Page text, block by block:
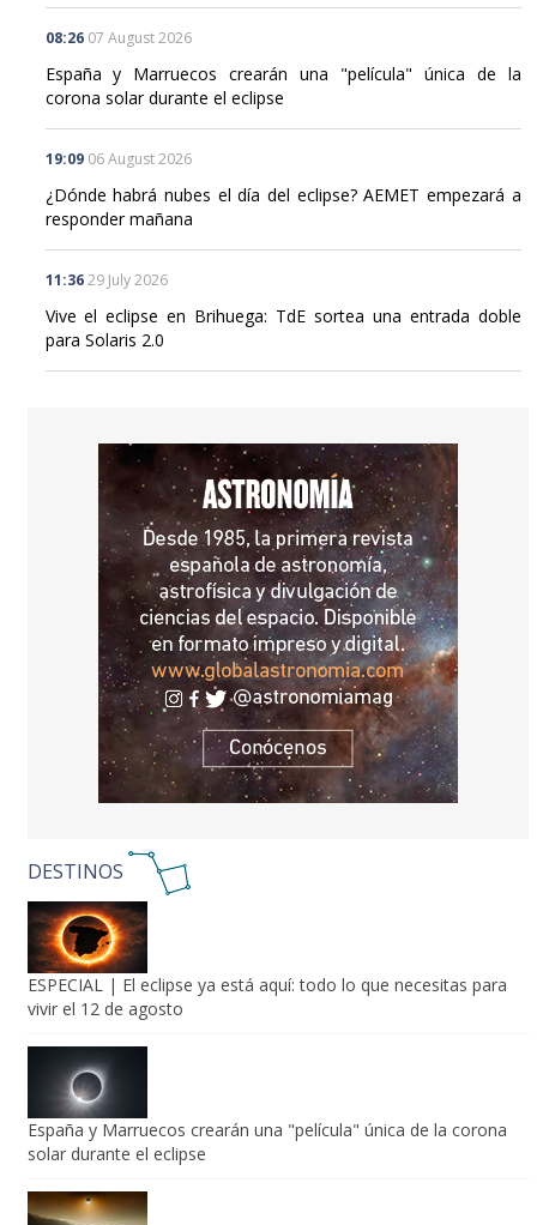
08:26 07 August 2026
España y Marruecos crearán una "película" única de la
corona solar durante el eclipse
19:09 06 August 2026
¿Dónde habrá nubes el día del eclipse? AEMET empezará a
responder mañana
11:36 29 July 2026
Vive el eclipse en Brihuega: TdE sortea una entrada doble
para Solaris 2.0
DESTINOS
ESPECIAL | El eclipse ya está aquí: todo lo que necesitas para
vivir el 12 de agosto
España y Marruecos crearán una "película" única de la corona
solar durante el eclipse